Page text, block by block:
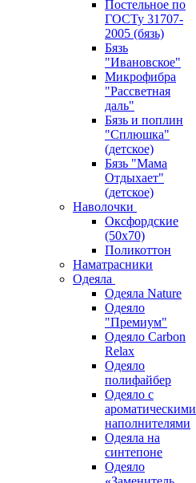
Постельное по
ГОСТу 31707-
2005 (бязь)
Бязь
"Ивановское"
Микрофибра
"Рассветная
даль"
Бязь и поплин
"Сплюшка"
(детское)
Бязь "Мама
Отдыхает"
(детское)
Наволочки
Оксфордские
(50х70)
Поликоттон
Наматрасники
Одеяла
Одеяла Nature
Одеяло
"Премиум"
Одеяло Carbon
Relax
Одеяло
полифайбер
Одеяло с
ароматическими
наполнителями
Одеяла на
синтепоне
Одеяло